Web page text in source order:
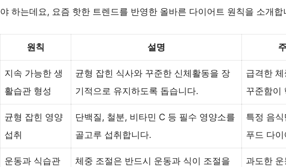
야 하는데요, 요즘 핫한 트렌드를 반영한 올바른 다이어트 원칙을 소개합
원칙 설명
지속 가능한 생
활습관 형성
균형 잡힌 식사와 꾸준한 신체활동을 장
기적으로 유지하도록 돕습니다.
급격한
꾸준함이
균형 잡힌 영양
섭취
단백질, 철분, 비타민 C 등 필수 영양소를
골고루 섭취합니다.
특정 음
푸드 다
운동과 식습관
체중 조절은 반드시 운동과 식이 조절을
과도한